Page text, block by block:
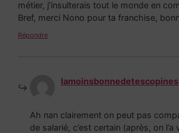
métier, j’insulterais tout le monde en
Bref, merci Nono pour ta franchise,
Répondre
lamoinsbonnedetescopines
Ah nan clairement on peut pas
de salarié, c’est certain (après, on l’a